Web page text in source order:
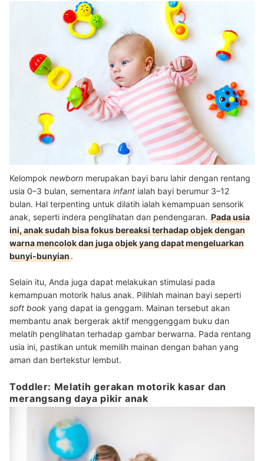
Kelompok newborn merupakan bayi baru lahir dengan rentang
usia 0–3 bulan, sementara infant ialah bayi berumur 3–12
bulan. Hal terpenting untuk dilatih ialah kemampuan sensorik
anak, seperti indera penglihatan dan pendengaran. Pada usia
ini, anak sudah bisa fokus bereaksi terhadap objek dengan
warna mencolok dan juga objek yang dapat mengeluarkan
bunyi-bunyian.
Selain itu, Anda juga dapat melakukan stimulasi pada
kemampuan motorik halus anak. Pilihlah mainan bayi seperti
soft book yang dapat ia genggam. Mainan tersebut akan
membantu anak bergerak aktif menggenggam buku dan
melatih penglihatan terhadap gambar berwarna. Pada rentang
usia ini, pastikan untuk memilih mainan dengan bahan yang
aman dan bertekstur lembut.
Toddler: Melatih gerakan motorik kasar dan
merangsang daya pikir anak